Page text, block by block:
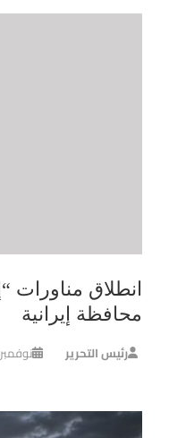
محافظة إيرانية
رئيس التحرير نوفمبر 4, 2016